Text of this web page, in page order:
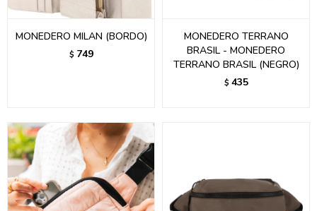
MONEDERO MILAN (BORDO)
$ 749
MONEDERO TERRANO
BRASIL - MONEDERO
TERRANO BRASIL (NEGRO)
$ 435